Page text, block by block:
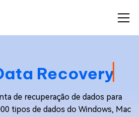
Recovery
de recuperação de dados para
tipos de dados do Windows, Mac